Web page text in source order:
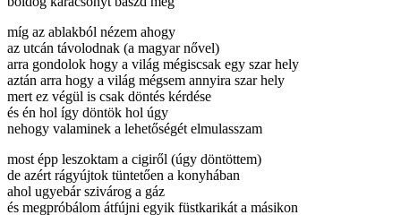
míg az ablakból nézem ahogy
az utcán távolodnak (a magyar nővel)
arra gondolok hogy a világ mégiscsak egy szar hely
aztán arra hogy a világ mégsem annyira szar hely
mert ez végül is csak döntés kérdése
és én hol így döntök hol úgy
nehogy valaminek a lehetőségét elmulasszam
most épp leszoktam a cigiről (úgy döntöttem)
de azért rágyújtok tüntetően a konyhában
ahol ugyebár szivárog a gáz
és megpróbálom átfújni egyik füstkarikát a másikon